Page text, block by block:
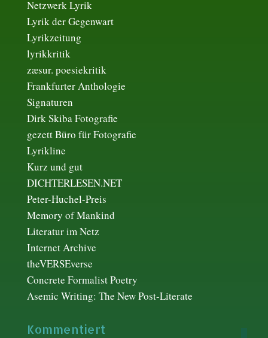
Netzwerk Lyrik
Lyrik der Gegenwart
Lyrikzeitung
lyrikkritik
zæsur. poesiekritik
Frankfurter Anthologie
Signaturen
Dirk Skiba Fotografie
gezett Büro für Fotografie
Lyrikline
Kurz und gut
DICHTERLESEN.NET
Peter-Huchel-Preis
Memory of Mankind
Literatur im Netz
Internet Archive
theVERSEverse
Concrete Formalist Poetry
Asemic Writing: The New Post-Literate
Kommentiert